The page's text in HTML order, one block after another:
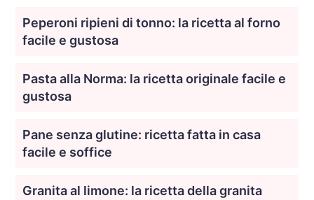
Peperoni ripieni di tonno: la ricetta al forno
facile e gustosa
Pasta alla Norma: la ricetta originale facile e
gustosa
Pane senza glutine: ricetta fatta in casa
facile e soffice
Granita al limone: la ricetta della granita